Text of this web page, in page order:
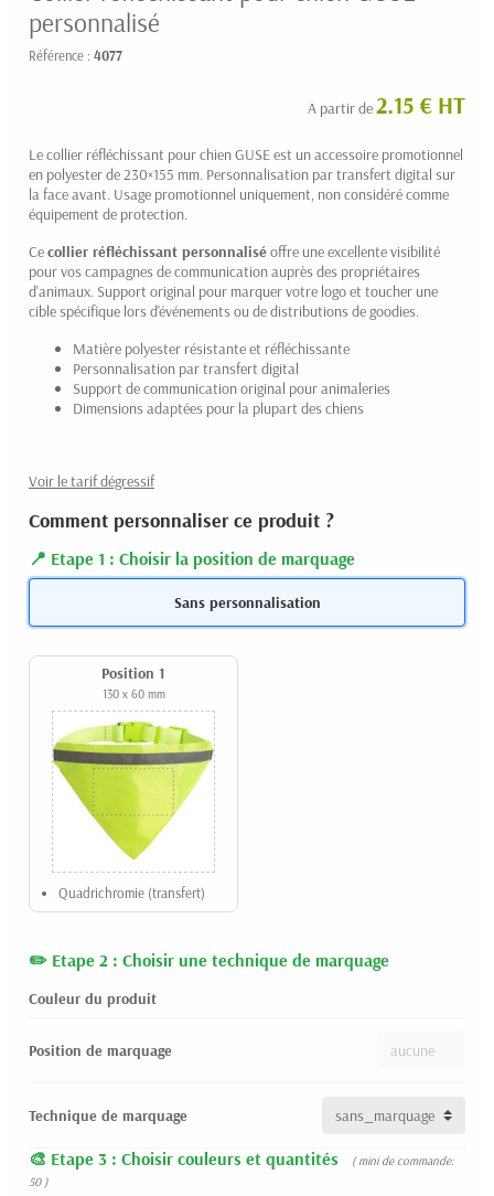
personnalisé
Référence : 4077
A partir de2.15 € HT
Le collier réfléchissant pour chien GUSE est un accessoire promotionnel
en polyester de 230×155 mm. Personnalisation par transfert digital sur
la face avant. Usage promotionnel uniquement, non considéré comme
équipement de protection.
Cecollier réfléchissant personnaliséoffre une excellente visibilité
pour vos campagnes de communication auprès des propriétaires
d'animaux. Support original pour marquer votre logo et toucher une
cible spécifique lors d'événements ou de distributions de goodies.
Matière polyester résistante et réfléchissante
Personnalisation par transfert digital
Support de communication original pour animaleries
Dimensions adaptées pour la plupart des chiens
Voir le tarif dégressif
Comment personnaliser ce produit ?
Etape 1 : Choisir la position de marquage
Sans personnalisation
Position 1
130 x 60 mm
Quadrichromie (transfert)
Etape 2 : Choisir une technique de marquage
Couleur du produit
Position de marquage
Technique de marquage
Etape 3 : Choisir couleurs et quantités
( mini de commande:
50 )